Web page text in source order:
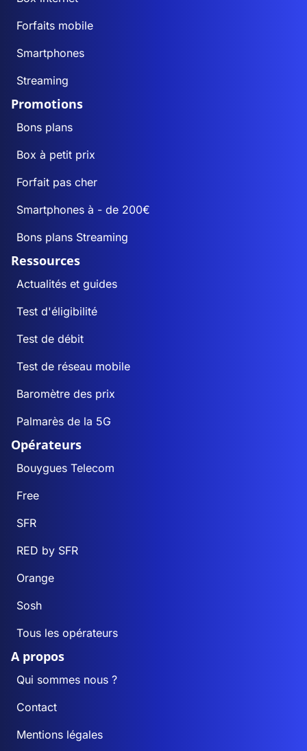
Forfaits mobile
Smartphones
Streaming
Promotions
Bons plans
Box à petit prix
Forfait pas cher
Smartphones à - de 200€
Bons plans Streaming
Ressources
Actualités et guides
Test d'éligibilité
Test de débit
Test de réseau mobile
Baromètre des prix
Palmarès de la 5G
Opérateurs
Bouygues Telecom
Free
SFR
RED by SFR
Orange
Sosh
Tous les opérateurs
A propos
Qui sommes nous ?
Contact
Mentions légales